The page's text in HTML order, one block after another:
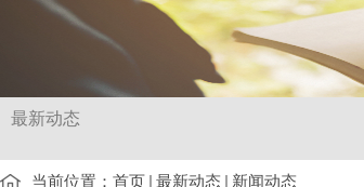
最新动态
当前位置： 首页 最新动态 新闻动态